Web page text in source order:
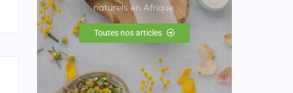
naturels en Afrique.
Toutes nos articles